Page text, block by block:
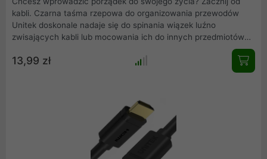
kabli. Czarna taśma rzepowa do organizowania przewodów
Unitek doskonale nadaje się do spinania wiązek luźno
zwisających kabli lub mocowania ich do innych przedmiotów
haczykami, z drugiej gładkim welurem. Dzięki tym
nowoczesnym materiałom ładnie wygląda (nie tylko w dniu
13,99 zł